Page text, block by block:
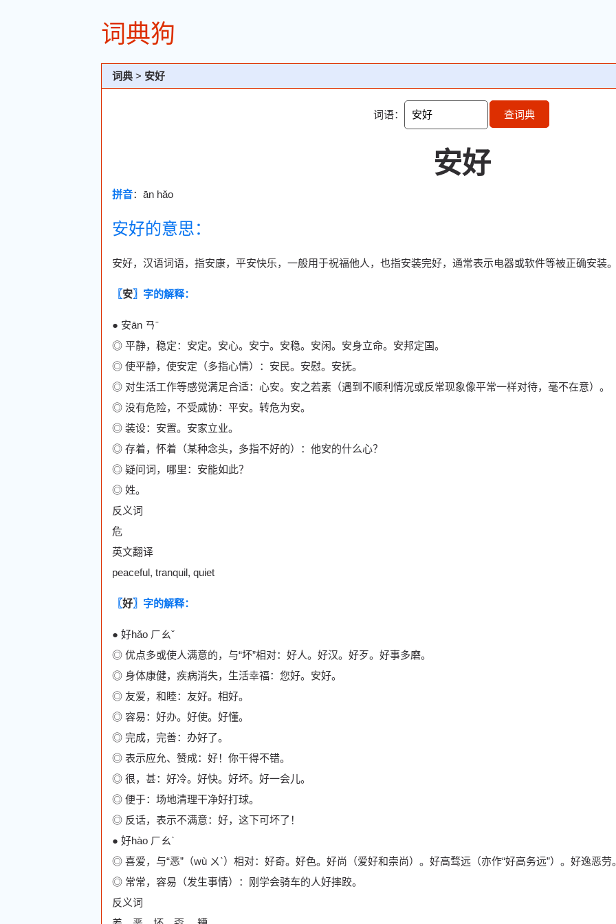
词典狗
词典 > 安好
词语： 查词典
安好
拼音：ān hǎo
安好的意思：
安好，汉语词语，指安康，平安快乐，一般用于祝福他人，也指安装完好，通常表示电器或软件等被正确安装
〖安〗字的解释：
● 安ān ㄢˉ
◎ 平静，稳定：安定。安心。安宁。安稳。安闲。安身立命。安邦定国。
◎ 使平静，使安定（多指心情）：安民。安慰。安抚。
◎ 对生活工作等感觉满足合适：心安。安之若素（遇到不顺利情况或反常现象像平常一样对待，毫不在意）。
◎ 没有危险，不受威协：平安。转危为安。
◎ 装设：安置。安家立业。
◎ 存着，怀着（某种念头，多指不好的）：他安的什么心？
◎ 疑问词，哪里：安能如此？
◎ 姓。
反义词
危
英文翻译
peaceful, tranquil, quiet
〖好〗字的解释：
● 好hǎo ㄏㄠˇ
◎ 优点多或使人满意的，与“坏”相对：好人。好汉。好歹。好事多磨。
◎ 身体康健，疾病消失，生活幸福：您好。安好。
◎ 友爱，和睦：友好。相好。
◎ 容易：好办。好使。好懂。
◎ 完成，完善：办好了。
◎ 表示应允、赞成：好！你干得不错。
◎ 很，甚：好冷。好快。好坏。好一会儿。
◎ 便于：场地清理干净好打球。
◎ 反话，表示不满意：好，这下可坏了！
● 好hào ㄏㄠˋ
◎ 喜爱，与“恶”（wù ㄨˋ）相对：好奇。好色。好尚（爱好和崇尚）。好高骛远（亦作“好高务远”）。好逸恶劳
◎ 常常，容易（发生事情）：刚学会骑车的人好摔跤。
反义词